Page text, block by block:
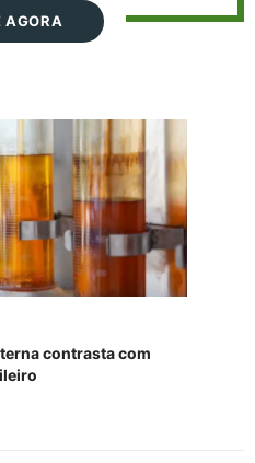
AGORA
contrasta com